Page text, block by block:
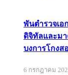
พันตำรวจเอ
ดิจิทัลและมา
บงการโกงส
6 กรกฎาคม